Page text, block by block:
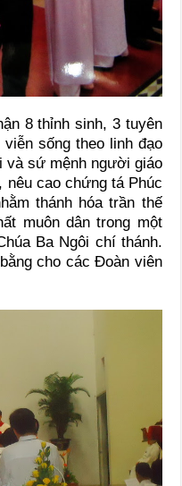
8 thỉnh sinh, 3 tuyên
sống theo linh đạo
và sứ mệnh người giáo
cao chứng tá Phúc
thánh hóa trần thế
muôn dân trong một
Ba Ngôi chí thánh.
cho các Đoàn viên